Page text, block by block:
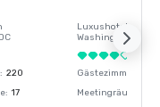
: 220
: 17
Luxushotel in
Washington
Gästezimmer
Meetingräume